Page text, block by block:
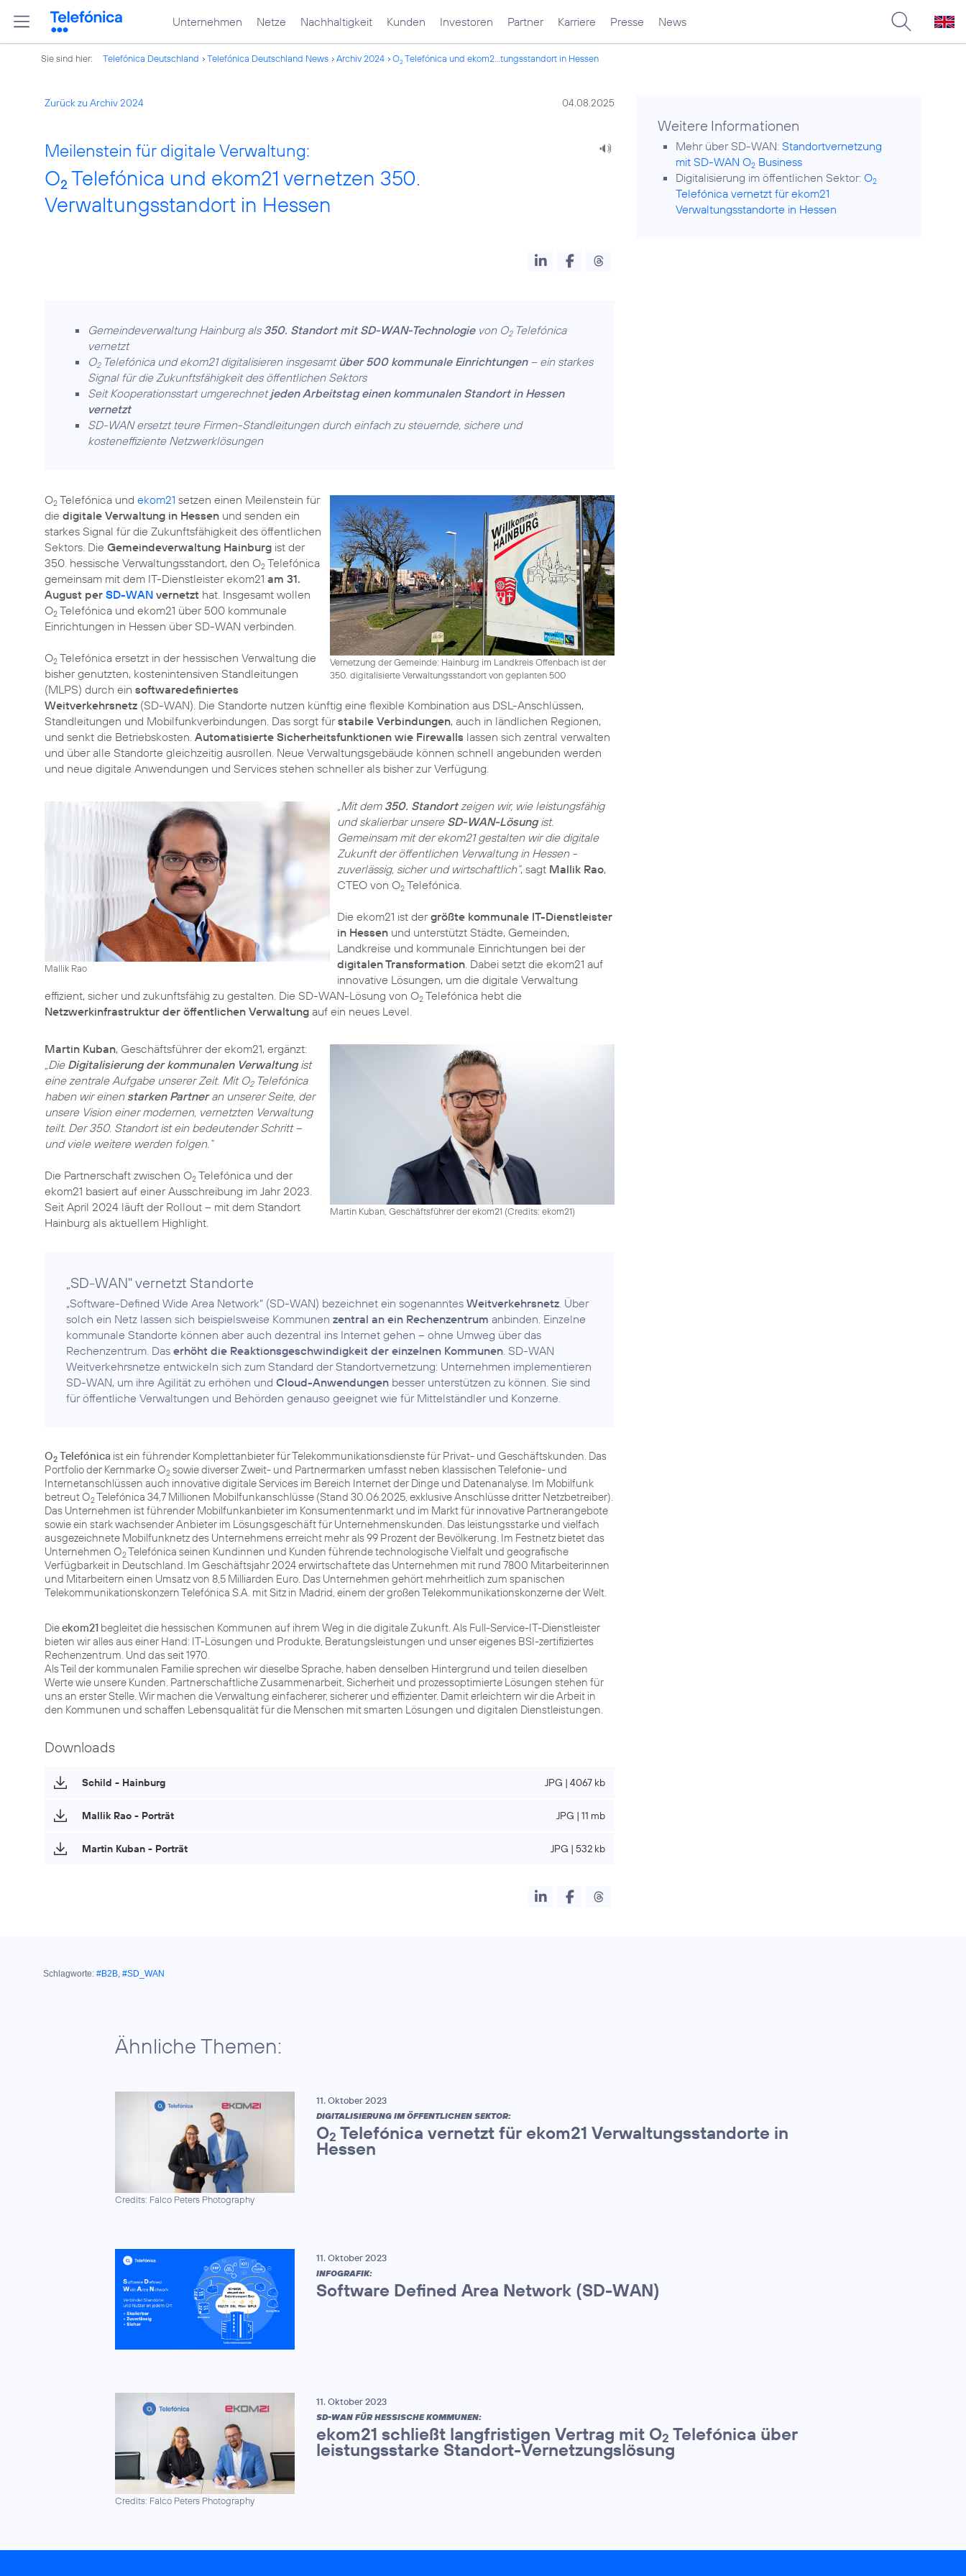
Unternehmen Netze Nachhaltigkeit Kunden Investoren Partner Karriere Presse News
Sie sind hier: Telefónica Deutschland Telefónica Deutschland News Archiv 2024 O2Telefónica und ekom2...tungsstandort in Hessen
Zurück zu Archiv 2024 04.08.2025
Meilenstein für digitale Verwaltung:
O2 Telefónica und ekom21 vernetzen 350.
Verwaltungsstandort in Hessen
Gemeindeverwaltung Hainburg als 350. Standort mit SD-WAN-Technologievon O2Telefónica
vernetzt
O2Telefónica und ekom21 digitalisieren insgesamtüber 500 kommunale Einrichtungen– ein starkes
Signal für die Zukunftsfähigkeit des öffentlichen Sektors
Seit Kooperationsstart umgerechnetjeden Arbeitstag einen kommunalen Standort in Hessen
vernetzt
SD-WAN ersetzt teure Firmen-Standleitungen durch einfach zu steuernde, sichere und
kosteneffiziente Netzwerklösungen
Vernetzung der Gemeinde: Hainburg im Landkreis Offenbach ist der
350. digitalisierte Verwaltungsstandort von geplanten 500
O2 Telefónica und ekom21 setzen einen Meilenstein für
die digitale Verwaltung in Hessen und senden ein
starkes Signal für die Zukunftsfähigkeit des öffentlichen
Sektors. Die Gemeindeverwaltung Hainburg ist der
350. hessische Verwaltungsstandort, den O2 Telefónica
gemeinsam mit dem IT-Dienstleister ekom21 am 31.
August per SD-WAN vernetzt hat. Insgesamt wollen
O2 Telefónica und ekom21 über 500 kommunale
Einrichtungen in Hessen über SD-WAN verbinden.
O2 Telefónica ersetzt in der hessischen Verwaltung die
bisher genutzten, kostenintensiven Standleitungen
(MLPS) durch ein softwaredefiniertes
Weitverkehrsnetz (SD-WAN). Die Standorte nutzen künftig eine flexible Kombination aus DSL-Anschlüssen,
Standleitungen und Mobilfunkverbindungen. Das sorgt fürstabile Verbindungen, auch in ländlichen Regionen,
und senkt die Betriebskosten. Automatisierte Sicherheitsfunktionen wie Firewalls lassen sich zentral verwalten
und über alle Standorte gleichzeitig ausrollen. Neue Verwaltungsgebäude können schnell angebunden werden
und neue digitale Anwendungen und Services stehen schneller als bisher zur Verfügung.
Mallik Rao
„Mit dem 350. Standortzeigen wir, wie leistungsfähig
und skalierbar unsere SD-WAN-Lösungist.
Gemeinsam mit der ekom21 gestalten wir die digitale
Zukunft der öffentlichen Verwaltung in Hessen -
zuverlässig, sicher und wirtschaftlich“, sagt Mallik Rao,
CTEO von O2Telefónica.
Die ekom21 ist dergrößte kommunale IT-Dienstleister
in Hessenund unterstützt Städte, Gemeinden,
Landkreise und kommunale Einrichtungen bei der
digitalen Transformation. Dabei setzt die ekom21 auf
innovative Lösungen, um die digitale Verwaltung
effizient, sicher und zukunftsfähig zu gestalten. Die SD-WAN-Lösung von O2 Telefónica hebt die
Netzwerkinfrastruktur der öffentlichen Verwaltung auf ein neues Level.
Martin Kuban, Geschäftsführer der ekom21 (Credits: ekom21)
Martin Kuban
„Die Digitalisierung der kommunalen Verwaltungist
eine zentrale Aufgabe unserer Zeit. Mit O2Telefónica
haben wir einen starken Partneran unserer Seite, der
unsere Vision einer modernen, vernetzten Verwaltung
teilt. Der 350. Standort ist ein bedeutender Schritt –
und viele weitere werden folgen.“
Die Partnerschaft zwischen O2 Telefónica und der
ekom21 basiert auf einer Ausschreibung im Jahr 2023.
Seit April 2024 läuft der Rollout – mit dem Standort
Hainburg als aktuellem Highlight.
„SD-WAN" vernetzt Standorte
„Software-Defined Wide Area Network“ (SD-WAN) bezeichnet ein sogenanntes Weitverkehrsnetz. Über
solch ein Netz lassen sich beispielsweise Kommunen zentral an ein Rechenzentrum anbinden. Einzelne
kommunale Standorte können aber auch dezentral ins Internet gehen – ohne Umweg über das
Rechenzentrum. Das erhöht die Reaktionsgeschwindigkeit der einzelnen Kommunen. SD-WAN
Weitverkehrsnetze entwickeln sich zum Standard der Standortvernetzung: Unternehmen implementieren
SD-WAN, um ihre Agilität zu erhöhen und Cloud-Anwendungen besser unterstützen zu können. Sie sind
für öffentliche Verwaltungen und Behörden genauso geeignet wie für Mittelständler und Konzerne.
O2 Telefónica ist ein führender Komplettanbieter für Telekommunikationsdienste für Privat- und Geschäftskunden. Das
Portfolio der Kernmarke O2 sowie diverser Zweit- und Partnermarken umfasst neben klassischen Telefonie- und
Internetanschlüssen auch innovative digitale Services im Bereich Internet der Dinge und Datenanalyse. Im Mobilfunk
betreut O2Telefónica 34,7 Millionen Mobilfunkanschlüsse (Stand 30.06.2025, exklusive Anschlüsse dritter Netzbetreiber).
Das Unternehmen ist führender Mobilfunkanbieter im Konsumentenmarkt und im Markt für innovative Partnerangebote
sowie ein stark wachsender Anbieter im Lösungsgeschäft für Unternehmenskunden. Das leistungsstarke und vielfach
ausgezeichnete Mobilfunknetz des Unternehmens erreicht mehr als 99 Prozent der Bevölkerung. Im Festnetz bietet das
Unternehmen O2Telefónica seinen Kundinnen und Kunden führende technologische Vielfalt und geografische
Verfügbarkeit in Deutschland. Im Geschäftsjahr 2024 erwirtschaftete das Unternehmen mit rund 7800 Mitarbeiterinnen
und Mitarbeitern einen Umsatz von 8,5 Milliarden Euro. Das Unternehmen gehört mehrheitlich zum spanischen
Telekommunikationskonzern Telefónica S.A. mit Sitz in Madrid, einem der großen Telekommunikationskonzerne der Welt.
Dieekom21 begleitet die hessischen Kommunen auf ihrem Weg in die digitale Zukunft. Als Full-Service-IT-Dienstleister
bieten wir alles aus einer Hand: IT-Lösungen und Produkte, Beratungsleistungen und unser eigenes BSI-zertifiziertes
Rechenzentrum. Und das seit 1970.
Als Teil der kommunalen Familie sprechen wir dieselbe Sprache, haben denselben Hintergrund und teilen dieselben
Werte wie unsere Kunden. Partnerschaftliche Zusammenarbeit, Sicherheit und prozessoptimierte Lösungen stehen für
uns an erster Stelle. Wir machen die Verwaltung einfacherer, sicherer und effizienter. Damit erleichtern wir die Arbeit in
den Kommunen und schaffen Lebensqualität für die Menschen mit smarten Lösungen und digitalen Dienstleistungen.
Downloads
Schild - Hainburg JPG | 4067 kb
Mallik Rao - Porträt JPG | 11 mb
Martin Kuban - Porträt JPG | 532 kb
Weitere Informationen
Mehr über SD-WAN:Standortvernetzung
mit SD-WAN O2 Business
Digitalisierung im öffentlichen Sektor:O2
Telefónica vernetzt für ekom21
Verwaltungsstandorte in Hessen
Schlagworte: #B2B, #SD_WAN
Ähnliche Themen:
Credits: Falco Peters Photography
11. Oktober 2023
DIGITALISIERUNG IM ÖFFENTLICHEN SEKTOR:
O2 Telefónica vernetzt für ekom21 Verwaltungsstandorte in
Hessen
11. Oktober 2023
INFOGRAFIK:
Software Defined Area Network (SD-WAN)
Credits: Falco Peters Photography
11. Oktober 2023
SD-WAN FÜR HESSISCHE KOMMUNEN:
ekom21 schließt langfristigen Vertrag mit O2 Telefónica über
leistungsstarke Standort-Vernetzungslösung